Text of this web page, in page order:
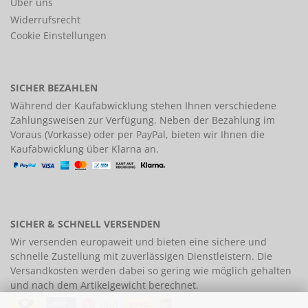
Widerrufsrecht
Cookie Einstellungen
SICHER BEZAHLEN
Während der Kaufabwicklung stehen Ihnen verschiedene
Zahlungsweisen zur Verfügung. Neben der Bezahlung im
Voraus (Vorkasse) oder per PayPal, bieten wir Ihnen die
Kaufabwicklung über Klarna an.
SICHER & SCHNELL VERSENDEN
Wir versenden europaweit und bieten eine sichere und
schnelle Zustellung mit zuverlässigen Dienstleistern. Die
Versandkosten werden dabei so gering wie möglich gehalten
und nach dem Artikelgewicht berechnet.